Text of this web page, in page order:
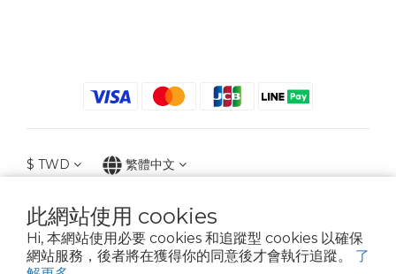
此網站使用 cookies
Hi, 本網站使用必要 cookies 和追蹤型 cookies 以確保
網站服務，後者將在獲得你的同意後才會執行追蹤。 了
$ TWD 繁體中文
2021 © iGreenbag | DoaBag | Working Hrs 8:30 - 18:00｜新北市新莊區中正路
659-5號3樓 | 02-2903-8800 | 統編 : 28396448 (唯一統編無關係企業)